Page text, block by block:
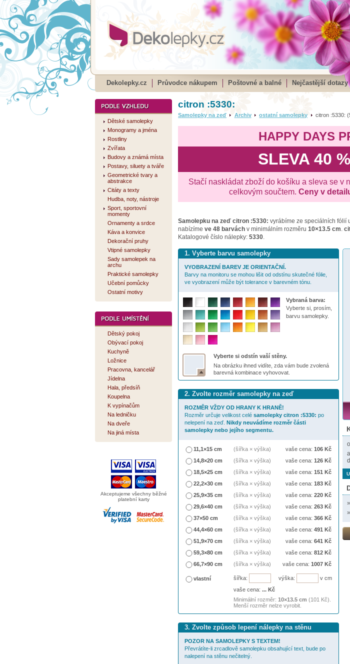
Dekolepky.cz Průvodce nákupem Poštovné a balné Nejčastější dotazy
Dětské samolepky
Monogramy a jména
Rostliny
Zvířata
Budovy a známá místa
Postavy, siluety a tváře
Geometrické tvary a
abstrakce
Citáty a texty
Hudba, noty, nástroje
Sport, sportovní
momenty
Ornamenty a srdce
Káva a konvice
Dekorační pruhy
Vtipné samolepky
Sady samolepek na
archu
Praktické samolepky
Učební pomůcky
Ostatní motivy
Dětský pokoj
Obývací pokoj
Kuchyně
Ložnice
Pracovna, kancelář
Jídelna
Hala, předsíň
Koupelna
K vypínačům
Na ledničku
Na dveře
Na jiná místa
Akceptujeme všechny běžné
platební karty
citron :5330:
Samolepky na zeď Archiv ostatní samolepky citron :5330:
HAPPY DAYS
SLEVA 40
Stačí naskládat zboží do košíku a sleva se v
celkovým součtem. Ceny v
Samolepku na zeď citron :5330: vyrábíme ze speciálních fólií
nabízíme ve 48 barvách v minimálním rozměru 10×13.5 cm.
Katalogové číslo nálepky: 5330.
»
»
1. Vyberte barvu samolepky
VYOBRAZENÍ BAREV JE ORIENTAČNÍ.
Barvy na monitoru se mohou lišit od odstínu skutečné fólie,
ve vyobrazení může být tolerance v barevném tónu.
Vybraná barva:
Vyberte si, prosím,
barvu samolepky.
Vyberte si odstín vaší stěny.
Na obrázku ihned vidíte, zda vám bude zvolená
barevná kombinace vyhovovat.
2. Zvolte rozměr samolepky na zeď
ROZMĚR VŽDY OD HRANY K HRANĚ!
Rozměr určuje velikost celé samolepky citron :5330: po
nelepení na zeď. Nikdy neuvádíme rozměr části
samolepky nebo jejího segmentu.
11,1×15 cm (šířka × výška) vaše cena: 106 Kč
14,8×20 cm
(šířka × výška) vaše cena: 126 Kč
18,5×25 cm
(šířka × výška) vaše cena: 151 Kč
22,2×30 cm
(šířka × výška) vaše cena: 183 Kč
25,9×35 cm
(šířka × výška) vaše cena: 220 Kč
29,6×40 cm
(šířka × výška) vaše cena: 263 Kč
37×50 cm
(šířka × výška) vaše cena: 366 Kč
44,4×60 cm
(šířka × výška) vaše cena: 491
Kč
51,9×70 cm
(šířka × výška) vaše cena: 641
Kč
59,3×80 cm
(šířka × výška) vaše cena: 812 Kč
66,7×90 cm
(šířka × výška) vaše cena: 1007 Kč
vlastní šířka: výška:
v cm
vaše cena: ... Kč
Minimální rozměr: 10×13.5 cm (101 Kč).
Menší rozměr nelze vyrobit.
3. Zvolte způsob lepení nálepky na stěnu
POZOR NA SAMOLEPKY S TEXTEM!
Převrátíte-li zrcadlově samolepku obsahující text, bude po
nalepení na stěnu nečitelný.